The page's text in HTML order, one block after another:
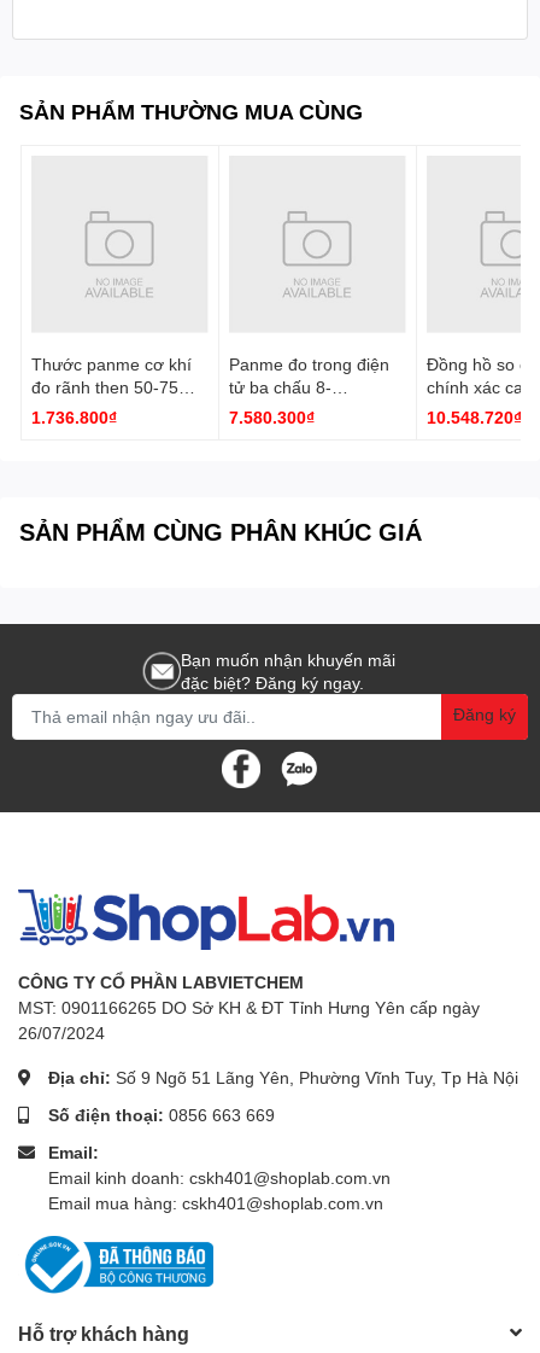
SẢN PHẨM THƯỜNG MUA CÙNG
Thước panme cơ khí
đo rãnh then 50-75
mm 3233-75A Insize
1.736.800₫
Panme đo trong điện
tử ba chấu 8-
10mm/0.31-0.39''
7.580.300₫
Đồng hồ so
chính xác cao
0.001mm
10.548.720₫
SẢN PHẨM CÙNG PHÂN KHÚC GIÁ
Bạn muốn nhận khuyến mãi
đặc biệt? Đăng ký ngay.
Đăng ký
CÔNG TY CỔ PHẦN LABVIETCHEM
MST: 0901166265 DO Sở KH & ĐT Tỉnh Hưng Yên cấp ngày
26/07/2024
Địa chỉ: Số 9 Ngõ 51 Lãng Yên, Phường Vĩnh Tuy, Tp Hà Nội
Số điện thoại: 0856 663 669
Email:
Email kinh doanh: cskh401@shoplab.com.vn
Email mua hàng: cskh401@shoplab.com.vn
Hỗ trợ khách hàng